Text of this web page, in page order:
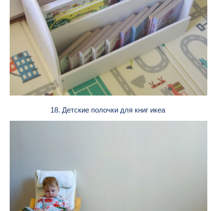
18. Детские полочки для книг икеа